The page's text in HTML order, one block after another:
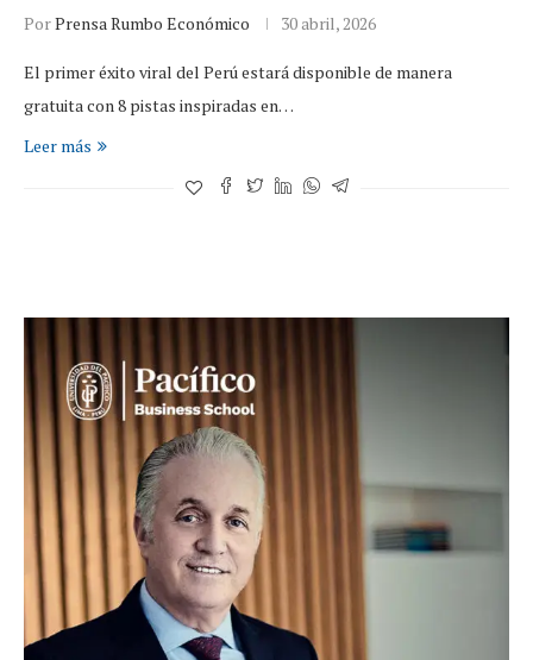
PorPrensa Rumbo Económico 30 abril, 2026
El primer éxito viral del Perú estará disponible de manera
gratuita con 8 pistas inspiradas en…
Leer más